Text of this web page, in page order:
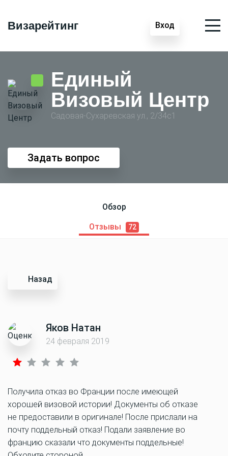
Визарейтинг Вход
Единый
Визовый Центр
Садовая-Сухаревская ул., 2/34с1
Задать вопрос
Обзор
Отзывы 72
Назад
Яков Натан
24 февраля 2019
Получила отказ во Франции после имеющей
хорошей визовой истории! Документы об отказе
не предоставили в оригинале! После прислали на
почту поддельный отказ! Подали заявление во
францию сказали что документы поддельные!